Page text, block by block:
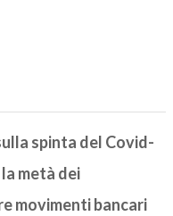
spinta del Covid-
metà dei
movimenti bancari